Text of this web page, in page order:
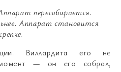
пересобирается.
.Аппарат становится
.
Виллардита его не
— он его собрал,